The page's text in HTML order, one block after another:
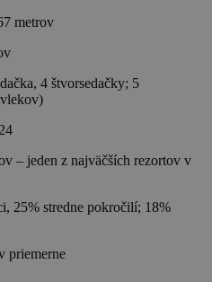
metrov
4 štvorsedačky; 5
– jeden z najväčších rezortov v
25% stredne pokročilí; 18%
priemerne